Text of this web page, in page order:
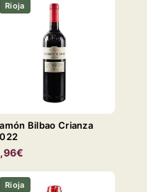
Rioja
Bilbao Crianza
Rioja